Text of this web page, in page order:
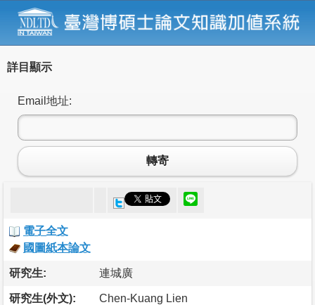
詳目顯示
Email地址:
轉寄
電子全文
國圖紙本論文
研究生: 連城廣
研究生(外文): Chen-Kuang Lien